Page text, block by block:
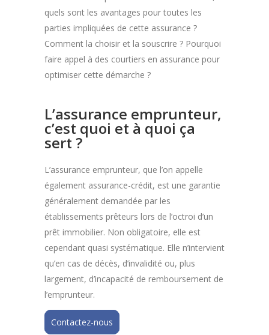
quels sont les avantages pour toutes les
parties impliquées de cette assurance ?
Comment la choisir et la souscrire ? Pourquoi
faire appel à des courtiers en assurance pour
optimiser cette démarche ?
L’assurance emprunteur,
c’est quoi et à quoi ça
sert ?
L’assurance emprunteur, que l’on appelle
également assurance-crédit, est une garantie
généralement demandée par les
établissements prêteurs lors de l’octroi d’un
prêt immobilier. Non obligatoire, elle est
cependant quasi systématique. Elle n’intervient
qu’en cas de décès, d’invalidité ou, plus
largement, d’incapacité de remboursement de
l’emprunteur.
Contactez-nous